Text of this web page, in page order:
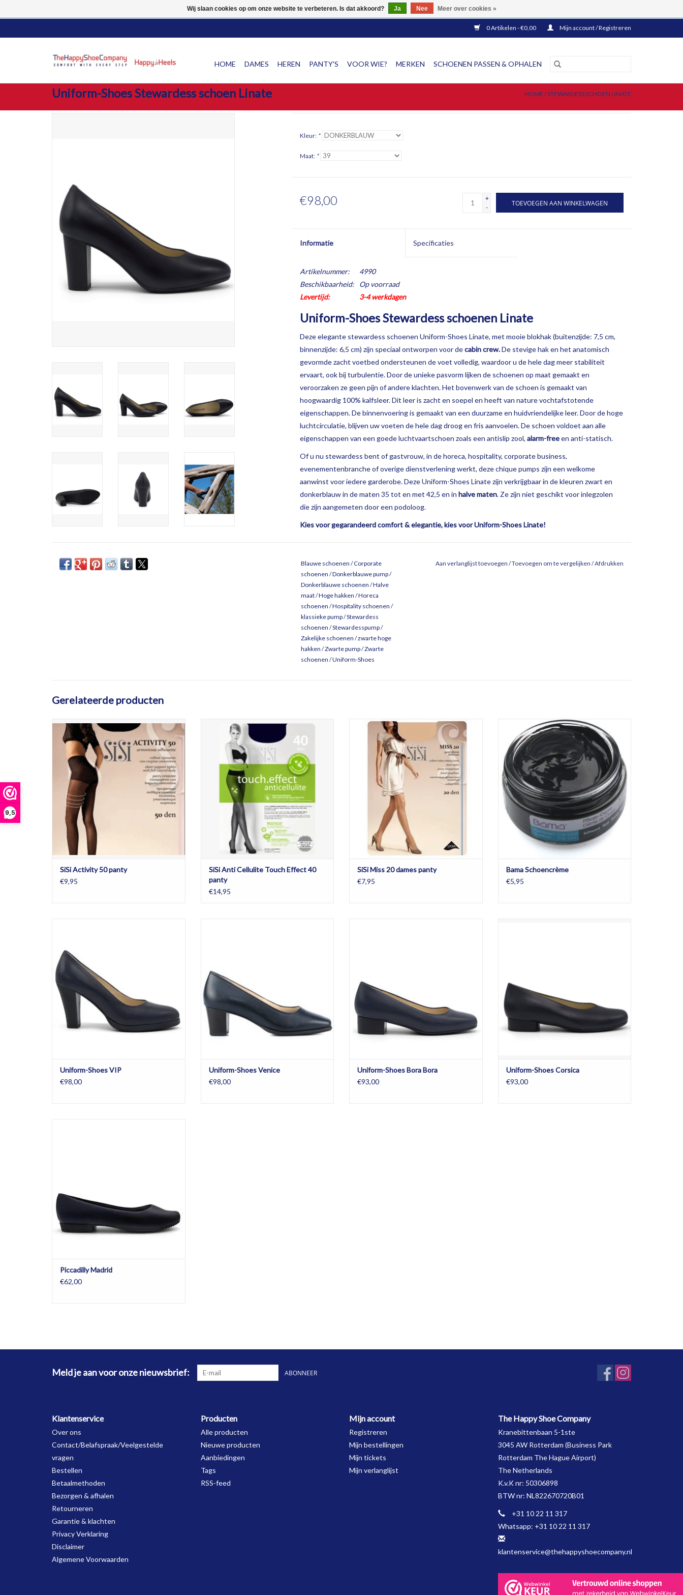
9,5
0 Artikelen - €0,00 Mijn account / Registreren
HOME DAMES HEREN PANTY'S VOOR WIE? MERKEN SCHOENEN PASSEN & OPHALEN
Uniform-Shoes Stewardess schoen Linate HOME /STEWARDESS SCHOEN LINATE
Kleur: *
Maat: *
€98,00
+
-
TOEVOEGEN AAN WINKELWAGEN
Informatie Specificaties
Artikelnummer:
4990
Beschikbaarheid:
Op voorraad
Levertijd:
3-4 werkdagen
Uniform-Shoes Stewardess schoenen Linate
Deze elegante stewardess schoenen Uniform-Shoes Linate, met mooie blokhak (buitenzijde: 7,5 cm,
binnenzijde: 6,5 cm) zijn speciaal ontworpen voor decabin crew.De stevige hak en het anatomisch
gevormde zacht voetbed ondersteunen de voet volledig, waardoor u de hele dag meer stabiliteit
ervaart, ook bij turbulentie. Door de unieke pasvorm lijken de schoenen op maat gemaakt en
veroorzaken ze geen pijn of andere klachten. Het bovenwerk van de schoen is gemaakt van
hoogwaardig 100% kalfsleer. Dit leer is zacht en soepel en heeft van nature vochtafstotende
eigenschappen. De binnenvoering is gemaakt van een duurzame en huidvriendelijke leer. Door de hoge
luchtcirculatie, blijven uw voeten de hele dag droog en fris aanvoelen. De schoen voldoet aan alle
eigenschappen van een goede luchtvaartschoen zoals een antislip zool, alarm-freeen anti-statisch.
Of u nu stewardess bent of gastvrouw, in de horeca, hospitality, corporate business,
evenementenbranche of overige dienstverlening werkt, deze chique pumps zijn een welkome
aanwinst voor iedere garderobe. Deze Uniform-Shoes Linate zijn verkrijgbaar in de kleuren zwart en
donkerblauw in de maten 35 tot en met 42,5 en in halve maten. Ze zijn niet geschikt voor inlegzolen
die zijn aangemeten door een podoloog.
Kies voor gegarandeerd comfort & elegantie, kies voor Uniform-Shoes Linate!
Blauwe schoenen /Corporate
schoenen /Donkerblauwe pump/
Donkerblauwe schoenen /Halve
maat/Hoge hakken /Horeca
schoenen /Hospitality schoenen /
klassieke pump/Stewardess
schoenen /Stewardesspump/
Zakelijke schoenen /zwarte hoge
hakken /Zwarte pump/Zwarte
schoenen /Uniform-Shoes
Aan verlanglijst toevoegen /Toevoegen om te vergelijken /Afdrukken
Gerelateerde producten
SiSi Activity 50 panty is verkrijgbaar in de
kleuren Miele, Daino en Naturelle in de
maten S tot en met XL.
TOEVOEGEN AAN WINKELWAGEN
SiSi Activity 50 panty
€9,95
SiSi Anti Cellulite Touch Effect 40 panty
TOEVOEGEN AAN WINKELWAGEN
SiSi Anti Cellulite Touch Effect 40
panty
€14,95
Sisi Miss 20 panty is verkrijgbaar in de kleuren
Miele, Daino en Naturelle in de maten S tot en
met XL.
TOEVOEGEN AAN WINKELWAGEN
SiSi Miss 20 dames panty
€7,95
Schoencrème verkrijgbaar in kleurloos,
donkerblauw en zwart
TOEVOEGEN AAN WINKELWAGEN
Bama Schoencrème
€5,95
TOEVOEGEN AAN WINKELWAGEN
Uniform-Shoes VIP
€98,00
Uniform-Shoes Venice
€98,00
Uniform-Shoes Bora Bora
€93,00
Uniform-Shoes Corsica
€93,00
Piccadilly Madrid
€62,00
Meld je aan voor onze nieuwsbrief: ABONNEER
Klantenservice
Over ons
Contact/Belafspraak/Veelgestelde
vragen
Bestellen
Betaalmethoden
Bezorgen & afhalen
Retourneren
Garantie & klachten
Privacy Verklaring
Disclaimer
Algemene Voorwaarden
Producten
Alle producten
Nieuwe producten
Aanbiedingen
Tags
RSS-feed
Mijn account
Registreren
Mijn bestellingen
Mijn tickets
Mijn verlanglijst
The Happy Shoe Company
Kranebittenbaan 5-1ste
3045 AW Rotterdam (Business Park
Rotterdam The Hague Airport)
The Netherlands
K.v.K nr: 50306898
BTW nr: NL822670720B01
+31 10 22 11 317
Whatsapp: +31 10 22 11 317
klantenservice@thehappyshoecompany.nl
Wij slaan cookies op om onze website te verbeteren. Is dat akkoord? Ja Nee Meer over cookies »
10% LUCHTVAARTKORTING OP SCHOENEN!! SNEL & GRATIS VERZENDING VAN SCHOENEN BINNEN NEDERLAND!